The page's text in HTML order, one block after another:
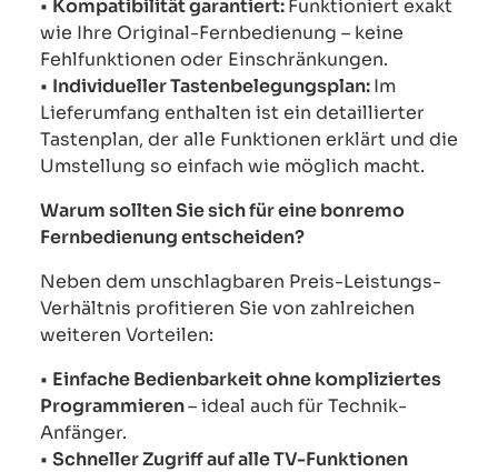
• Kompatibilität garantiert:Funktioniert exakt
wie Ihre Original-Fernbedienung – keine
Fehlfunktionen oder Einschränkungen.
• Individueller Tastenbelegungsplan:Im
Lieferumfang enthalten ist ein detaillierter
Tastenplan, der alle Funktionen erklärt und die
Umstellung so einfach wie möglich macht.
Warum sollten Sie sich für eine bonremo
Fernbedienung entscheiden?
Neben dem unschlagbaren Preis-Leistungs-
Verhältnis profitieren Sie von zahlreichen
weiteren Vorteilen:
• Einfache Bedienbarkeit ohne kompliziertes
Programmieren– ideal auch für Technik-
Anfänger.
• Schneller Zugriff auf alle TV-Funktionen